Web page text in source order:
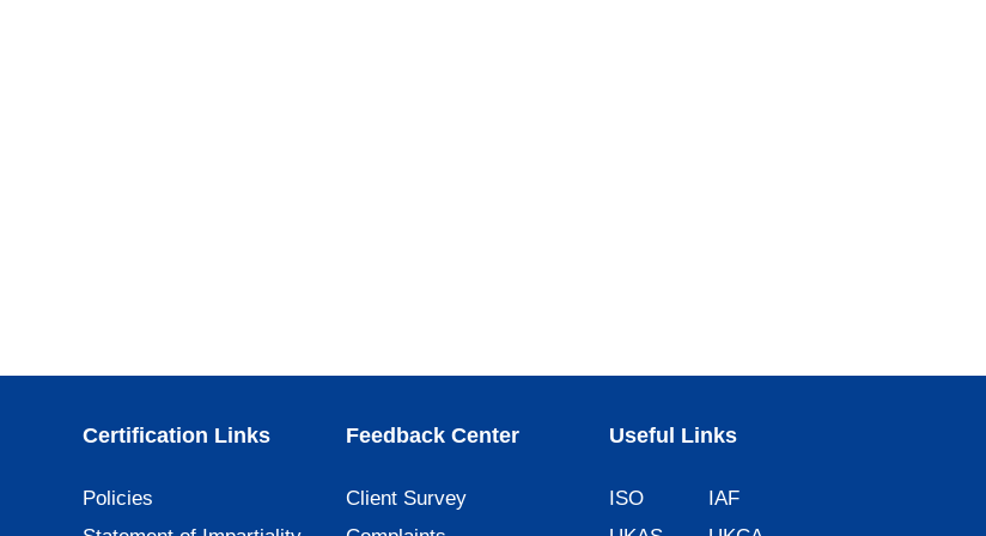
Certification Links
Policies
Feedback Center
Client Survey
Useful Links
ISO
IAF